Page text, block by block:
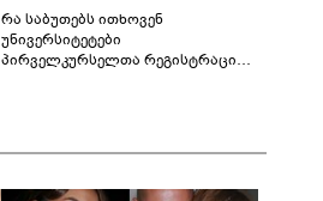
რა საბუთებს ითხოვენ
უნივერსიტეტები
პირველკურსელთა რეგისტრაციის